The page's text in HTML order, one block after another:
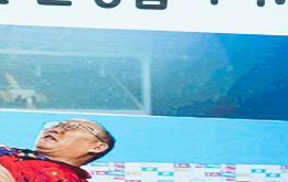
자율진로동아리
유초등 소식지